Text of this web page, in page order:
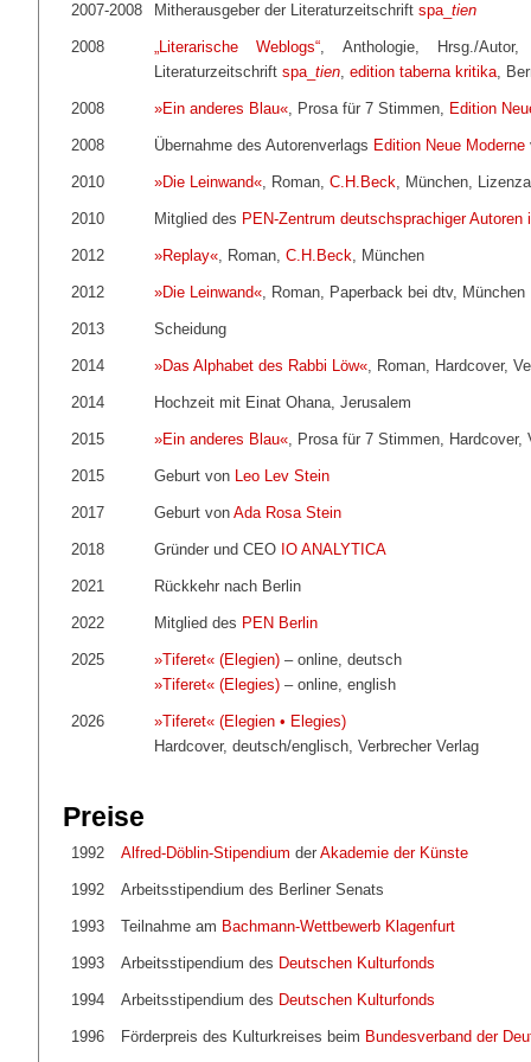
2007-2008 Mitherausgeber der Literaturzeitschrift spa_ tien
2008 „Literarische Weblogs“, Anthologie, Hrsg./Autor,
Literaturzeitschrift spa_ tien, edition taberna kritika,
2008 »Ein anderes Blau«, Prosa für 7 Stimmen, Edition
2008 Übernahme des Autorenverlags Edition Neue Moderne
2010 »Die Leinwand«, Roman, C.H.Beck, München,
2010 Mitglied des PEN-Zentrum deutschsprachiger Autoren
2012 »Replay«, Roman, C.H.Beck, München
2012 »Die Leinwand«, Roman, Paperback bei dtv, München
2013 Scheidung
2014 »Das Alphabet des Rabbi Löw«, Roman, Hardcover,
2014 Hochzeit mit Einat Ohana, Jerusalem
2015 »Ein anderes Blau«, Prosa für 7 Stimmen, Hardcover,
2015 Geburt von Leo Lev Stein
2017 Geburt von Ada Rosa Stein
2018 Gründer und CEO IO ANALYTICA
2021 Rückkehr nach Berlin
2022 Mitglied des PEN Berlin
2025 »Tiferet« (Elegien)– online, deutsch
»Tiferet« (Elegies)– online, english
2026
»Tiferet« (Elegien • Elegies)
Hardcover, deutsch/englisch, Verbrecher Verlag
Preise
1992 Alfred-Döblin-Stipendium der Akademie der Künste
1992 Arbeitsstipendium des Berliner Senats
1993 Teilnahme am Bachmann-Wettbewerb Klagenfurt
1993 Arbeitsstipendium des Deutschen Kulturfonds
1994 Arbeitsstipendium des Deutschen Kulturfonds
1996 Förderpreis des Kulturkreises beim Bundesverband der